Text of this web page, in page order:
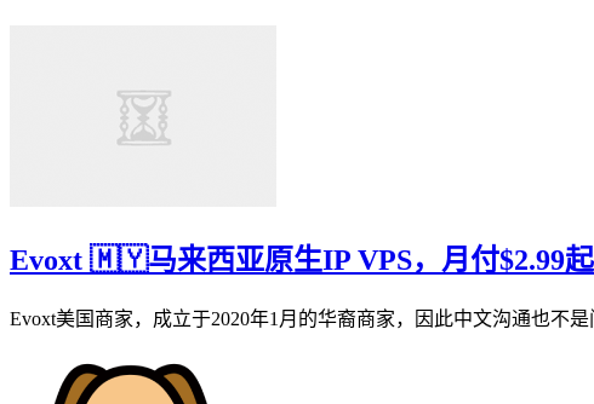
Evoxt 🇲🇾马来西亚原生IP VPS，月付$2.99
Evoxt美国商家，成立于2020年1月的华裔商家，因此中文沟通也不